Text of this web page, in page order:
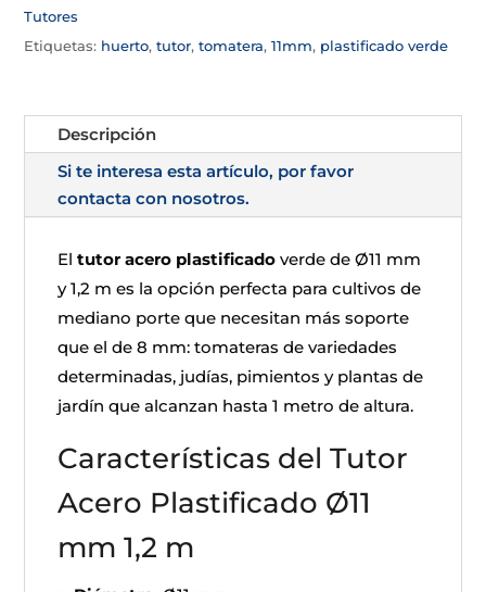
Tutores
Etiquetas: huerto,tutor,tomatera,11mm, plastificado verde
Descripción
Si te interesa esta artículo, por favor
contacta con nosotros.
Eltutor acero plastificado verde de Ø11 mm
y 1,2 m es la opción perfecta para cultivos de
mediano porte que necesitan más soporte
que el de 8 mm: tomateras de variedades
determinadas, judías, pimientos y plantas de
jardín que alcanzan hasta 1 metro de altura.
Características del Tutor
Acero Plastificado Ø11
mm 1,2 m